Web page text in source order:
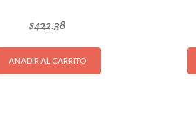
$422.38
AÑADIR AL CARRITO